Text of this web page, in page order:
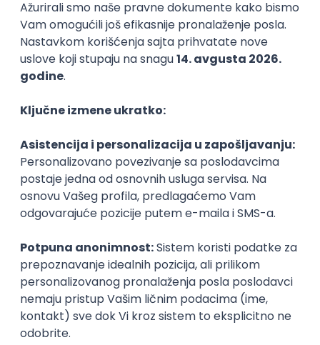
JavaScript Node Node.js AWS DevOps
REST
ReactJS
TypeScript Microservices LESS Senior
Senior Full-Stack Developer
(Python/React/AWS)
Remote
SQL NoSQL Python AWS Docker DevOps
REST
ReactJS
TypeScript Cloud RESTful
Microservices
Kafka
Kubernetes Senior
Tech Lead, Web Core Product &
Speechify
Remote
04.09.2026.
140.000,00 - 200.000,00 USD (gross)
iOS
Android ReactJS TypeScript Firebase